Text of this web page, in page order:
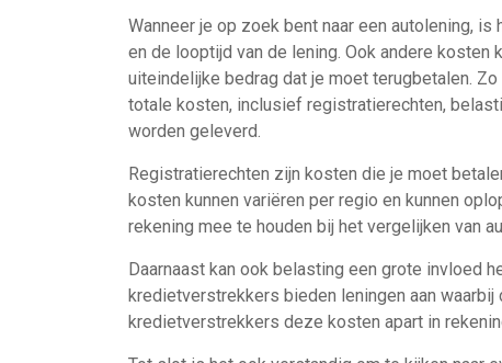
Wanneer je op zoek bent naar een autolening,
en de looptijd van de lening. Ook andere kosten
uiteindelijke bedrag dat je moet terugbetalen.
totale kosten, inclusief registratierechten,
worden geleverd.
Registratierechten zijn kosten die je moet
kosten kunnen variëren per regio en kunnen
rekening mee te houden bij het vergelijken van
Daarnaast kan ook belasting een grote invloed
kredietverstrekkers bieden leningen aan
kredietverstrekkers deze kosten apart in